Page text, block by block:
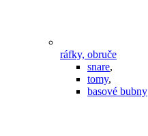
ráfky, obruče
snare,
tomy,
basové bubny